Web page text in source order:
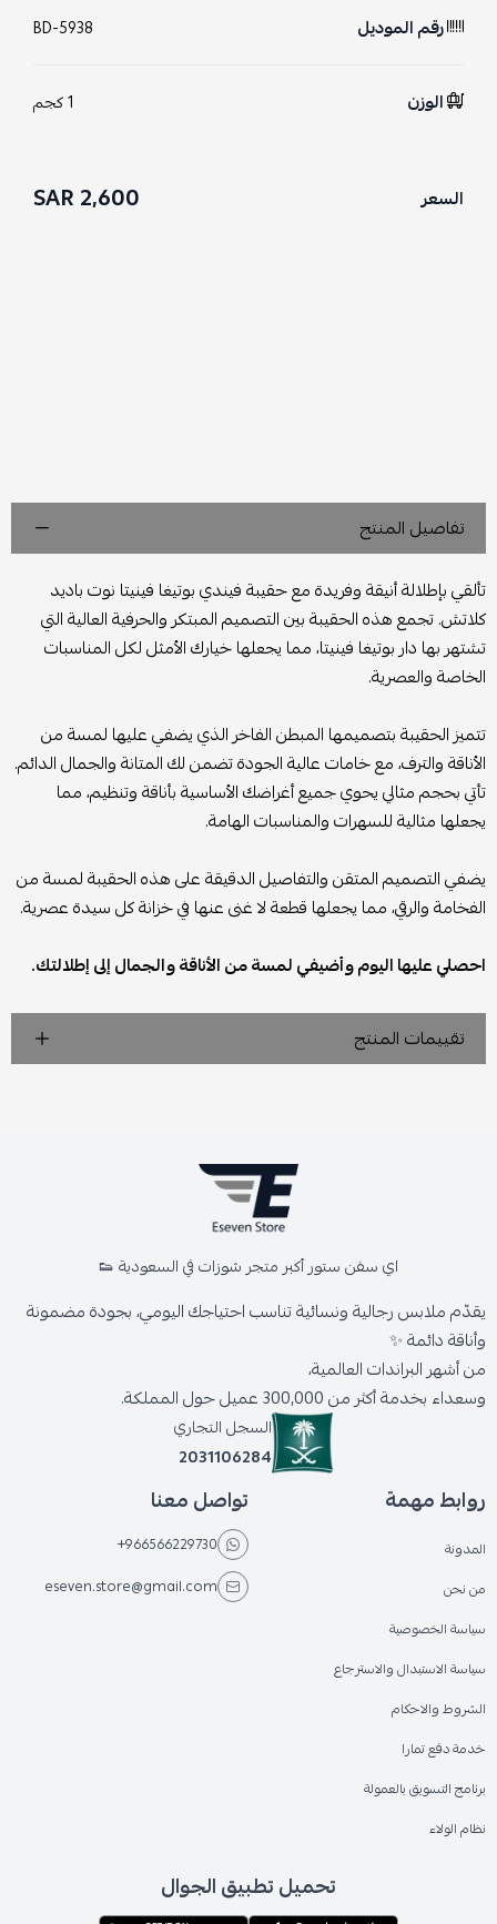
رقم الموديل BD-5938
الوزن 1 كجم
السعر 2,600 SAR
تفاصيل المنتج
تألقي بإطلالة أنيقة وفريدة مع حقيبة فيندي بوتيغا فينيتا نوت باديد
كلاتش. تجمع هذه الحقيبة بين التصميم المبتكر والحرفية العالية التي
تشتهر بها دار بوتيغا فينيتا، مما يجعلها خيارك الأمثل لكل المناسبات
الخاصة والعصرية.
تتميز الحقيبة بتصميمها المبطن الفاخر الذي يضفي عليها لمسة من
الأناقة والترف، مع خامات عالية الجودة تضمن لك المتانة والجمال الدائم.
تأتي بحجم مثالي يحوي جميع أغراضك الأساسية بأناقة وتنظيم، مما
يجعلها مثالية للسهرات والمناسبات الهامة.
يضفي التصميم المتقن والتفاصيل الدقيقة على هذه الحقيبة لمسة من
الفخامة والرقي، مما يجعلها قطعة لا غنى عنها في خزانة كل سيدة عصرية.
احصلي عليها اليوم وأضيفي لمسة من الأناقة والجمال إلى إطلالتك.
تقييمات المنتج
اي سفن ستور أكبر متجر شوزات في السعودية 👟
يقدّم ملابس رجالية ونسائية تناسب احتياجك اليومي، بجودة مضمونة
وأناقة دائمة ✨
من أشهر البراندات العالمية،
وسعداء بخدمة أكثر من 300,000 عميل حول المملكة.
السجل التجاري
2031106284
روابط مهمة
المدونة
من نحن
سياسة الخصوصية
سياسة الاستبدال والاسترجاع
الشروط والاحكام
خدمة دفع تمارا
برنامج التسويق بالعمولة
نظام الولاء
تواصل معنا
+966566229730
eseven.store@gmail.com
تحميل تطبيق الجوال